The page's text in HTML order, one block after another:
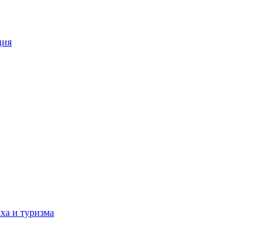
и туризма